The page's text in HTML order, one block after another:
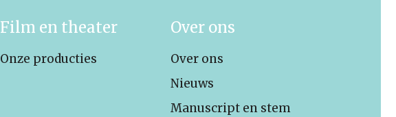
Film en theater
Onze producties
Over ons
Over ons
Nieuws
Manuscript en stem